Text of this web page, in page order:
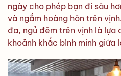
ngày cho phép bạn đi sâu
và ngắm hoàng hôn trên
đa, ngủ đêm trên vịnh là lựa
khoảnh khắc bình minh giữa